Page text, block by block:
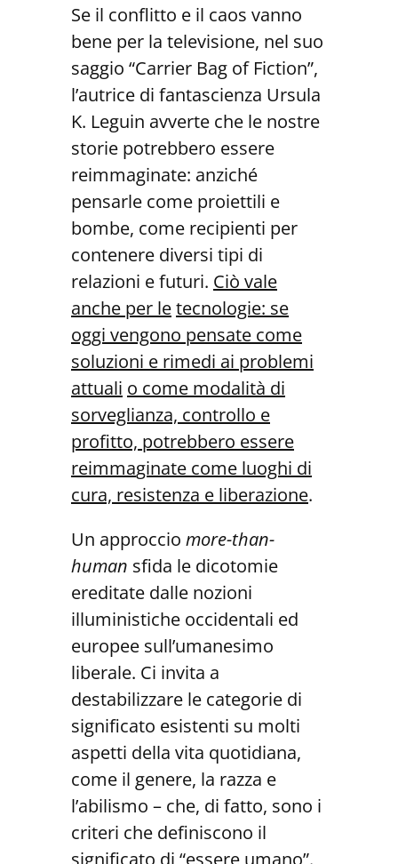
Se il conflitto e il caos vanno
bene per la televisione, nel suo
saggio “Carrier Bag of Fiction”,
l’autrice di fantascienza Ursula
K. Leguin avverte che le nostre
storie potrebbero essere
reimmaginate: anziché
pensarle come proiettili e
bombe, come recipienti per
contenere diversi tipi di
relazioni e futuri. Ciò vale
anche per letecnologie: se
oggi vengono pensate come
soluzioni e rimedi ai problemi
attuali o come modalità di
sorveglianza, controllo e
profitto, potrebbero essere
reimmaginate come luoghi di
cura, resistenza e liberazione.
Un approccio more-than-
human sfida le dicotomie
ereditate dalle nozioni
illuministiche occidentali ed
europee sull’umanesimo
liberale. Ci invita a
destabilizzare le categorie di
significato esistenti su molti
aspetti della vita quotidiana,
come il genere, la razza e
l’abilismo – che, di fatto, sono i
criteri che definiscono il